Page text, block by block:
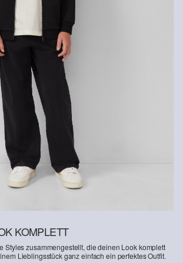
KOMPLETT
Styles zusammengestellt, die deinen Look komplett
Lieblingsstück ganz einfach ein perfektes Outfit.